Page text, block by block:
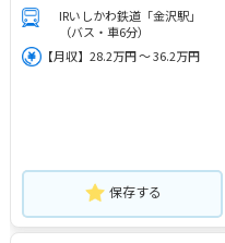
IRいしかわ鉄道「金沢駅」
（バス・車6分）
【月収】28.2万円 ～ 36.2万円
保存する